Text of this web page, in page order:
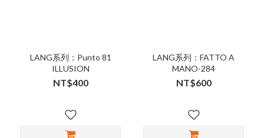
LANG系列：Punto 81
ILLUSION
NT$400
LANG系列：FATTO A
MANO-284
NT$600